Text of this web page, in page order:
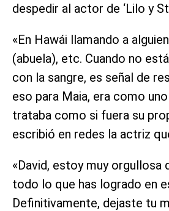
despedir al actor de ‘Lilo y
«En Hawái llamando a
(abuela), etc. Cuando no
con la sangre, es señal de
eso para Maia, era como
trataba como si fuera su
escribió en redes la actriz
«David, estoy muy orgullosa
todo lo que has logrado en
Definitivamente, dejaste tu